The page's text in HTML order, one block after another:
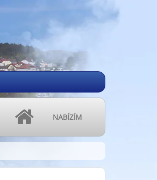
NABÍZÍM